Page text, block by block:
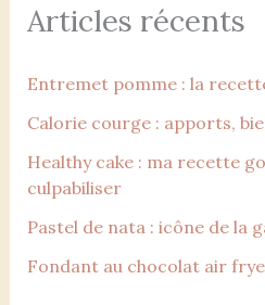
Articles récents
Entremet pomme : la
Calorie courge : apports,
Healthy cake : ma recette
culpabiliser
Pastel de nata : icône de la
Fondant au chocolat air